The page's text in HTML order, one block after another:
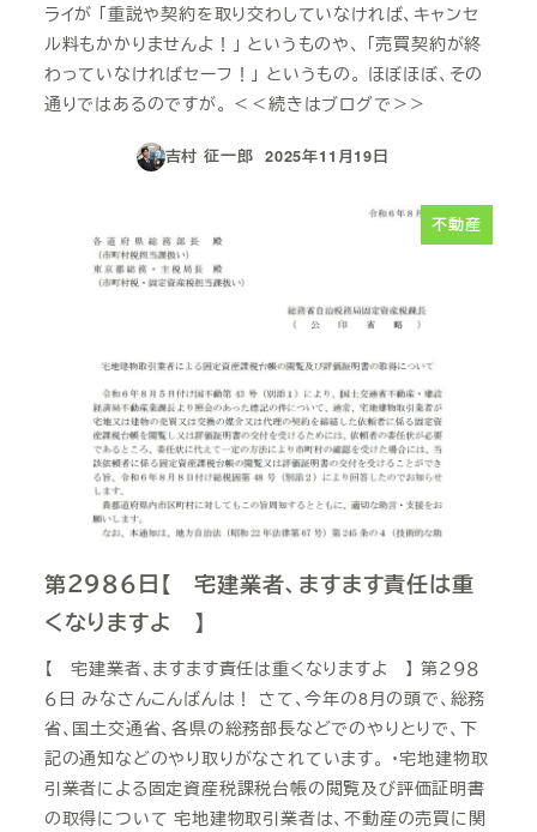
ライが 「重説や契約を取り交わしていなければ、キャンセ
ル料もかかりませんよ！」 というものや、 「売買契約が終
わっていなければセーフ！」 というもの。 ほぼほぼ、その
通りではあるのですが。 ＜＜続きはブログで＞＞
吉村 征一郎
投稿日
2025年11月19日
不動産
第２９８６日【 宅建業者、ますます責任は重
くなりますよ 】
【 宅建業者、ますます責任は重くなりますよ 】 第２９８
６日 みなさんこんばんは！ さて、今年の8月の頭で、総務
省、国土交通省、各県の総務部長などでのやりとりで、下
記の通知などのやり取りがなされています。 ・宅地建物取
引業者による固定資産税課税台帳の閲覧及び評価証明書
の取得について 宅地建物取引業者は、不動産の売買に関